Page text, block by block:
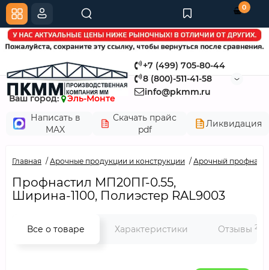
+7 (499) 705-80-44
8 (800)-511-41-58
info@pkmm.ru
Ваш город:
Эль-Монте
Написать в
MAX
Скачать прайс
pdf
Ликвидация
0
Главная Арочные продукции и конструкции Арочный
Профнастил МП20ПГ-0.55,
Ширина-1100, Полиэстер RAL9003
Все о товаре Характеристики Отзывы 2